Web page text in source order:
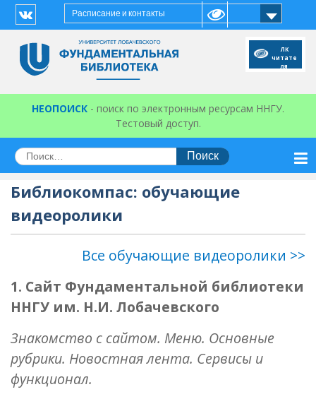
Перейти
Расписание и контакты
Vk
ЛК
читате
ля
НЕОПОИСК - поиск по электронным ресурсам ННГУ.
Тестовый доступ.
Искать:
Библиокомпас: обучающие
видеоролики
Все обучающие видеоролики >>
1. Сайт Фундаментальной библиотеки
ННГУ им. Н.И. Лобачевского
Знакомство с сайтом. Меню. Основные
рубрики. Новостная лента. Сервисы и
функционал.